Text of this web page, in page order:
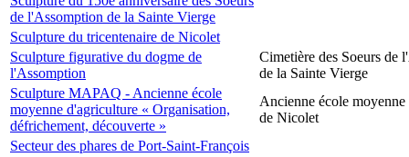
de l'Assomption de la Sainte Vierge
Sculpture du tricentenaire de Nicolet
Sculpture figurative du dogme de
l'Assomption
Cimetière des Soeurs de
de la Sainte Vierge
Sculpture MAPAQ - Ancienne école
moyenne d'agriculture « Organisation,
défrichement, découverte »
Ancienne école
de Nicolet
Secteur des phares de Port-Saint-François